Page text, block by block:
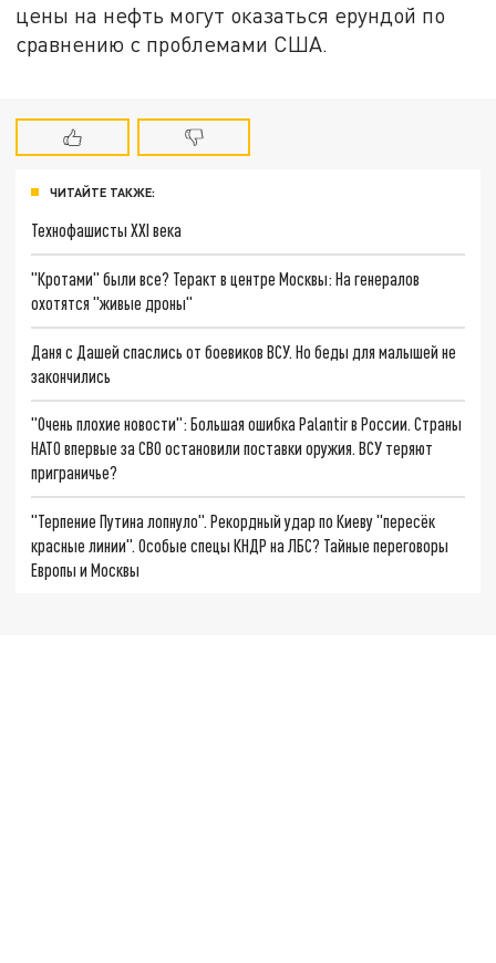
цены на нефть могут оказаться ерундой по
сравнению с проблемами США.
ЧИТАЙТЕ ТАКЖЕ:
Технофашисты XXI века
"Кротами" были все? Теракт в центре Москвы: На генералов
охотятся "живые дроны"
Даня с Дашей спаслись от боевиков ВСУ. Но беды для малышей не
закончились
"Очень плохие новости": Большая ошибка Palantir в России. Страны
НАТО впервые за СВО остановили поставки оружия. ВСУ теряют
приграничье?
"Терпение Путина лопнуло". Рекордный удар по Киеву "пересёк
красные линии". Особые спецы КНДР на ЛБС? Тайные переговоры
Европы и Москвы